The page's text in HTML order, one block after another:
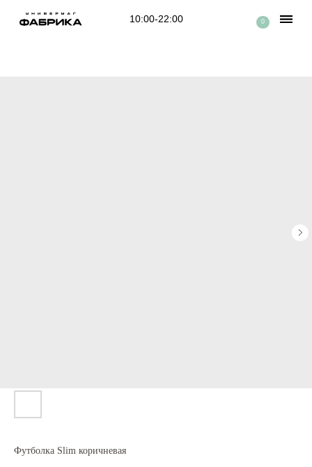
10:00-22:00
Футболка Slim коричневая